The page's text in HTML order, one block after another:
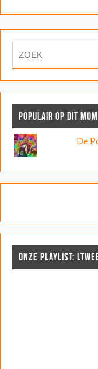
POPULAIR OP DIT
De
ONZE PLAYLIST: